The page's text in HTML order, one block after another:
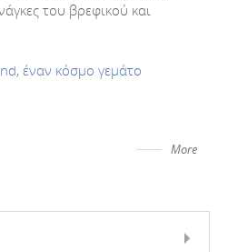
του βρεφικού και
έναν κόσμο γεμάτο
More